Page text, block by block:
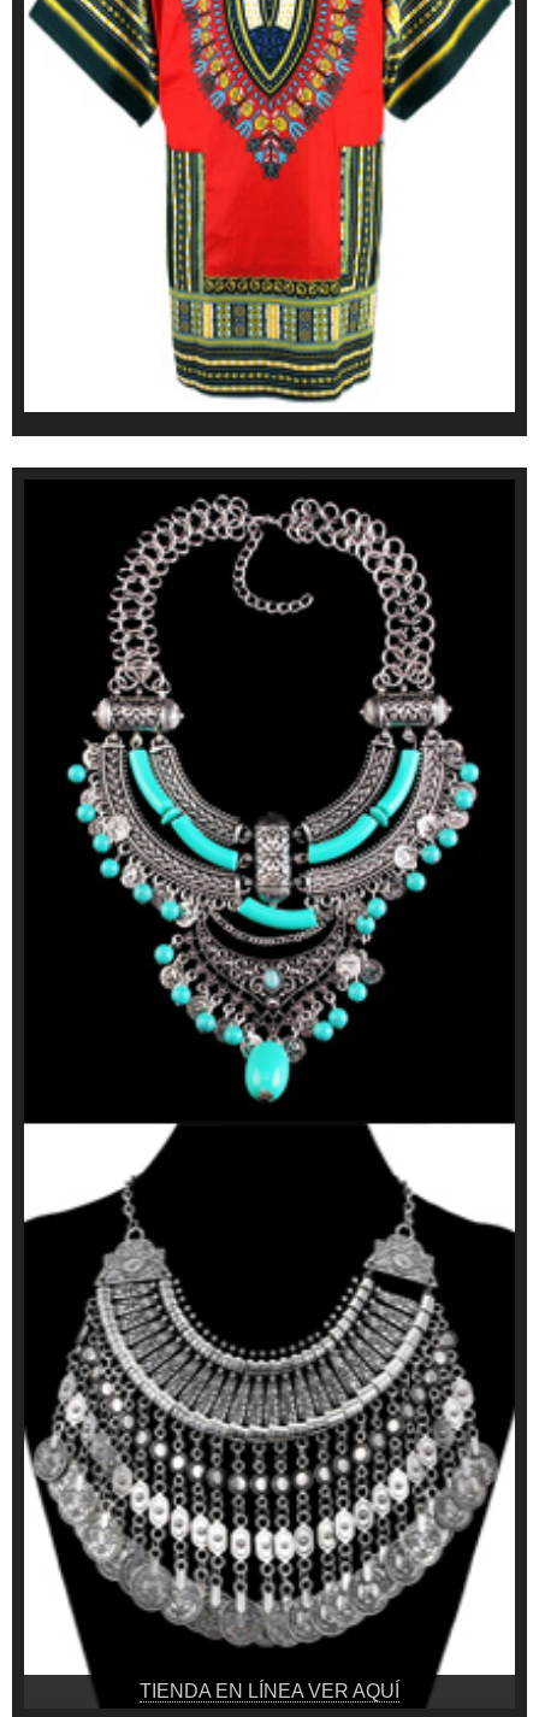
TIENDA EN LÍNEA VER AQUÍ